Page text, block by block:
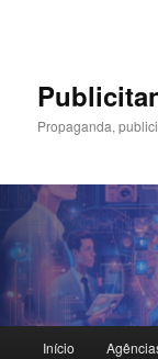
principal
Propaganda,
Início